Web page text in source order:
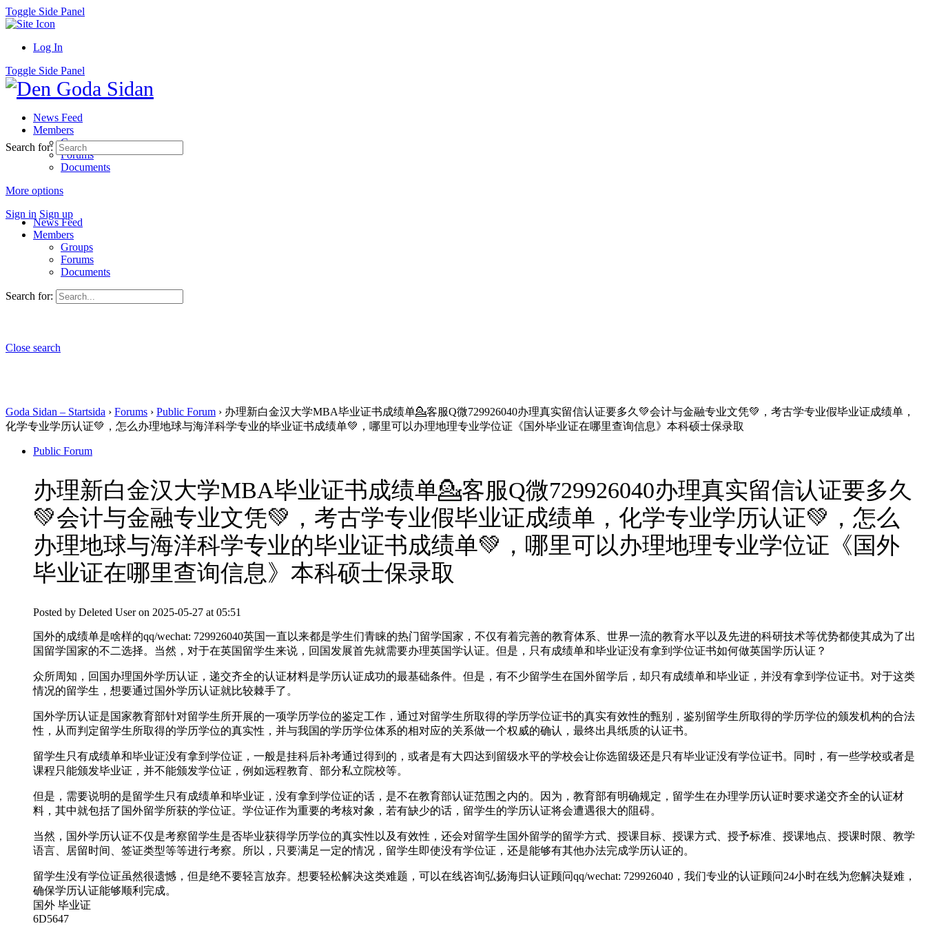
Toggle Side Panel
Log In
Toggle Side Panel
News Feed
Members
Groups
Forums
Documents
More options
Sign in Sign up
Search for:
News Feed
Members
Groups
Forums
Documents
Search for:
Close search
Goda Sidan – Startsida › Forums › Public Forum › 办理新白金汉大学MBA毕业证书成绩单💁客服Q微729926040办理真实留信认证要多久💚会计与金融专业文凭💚，考古学专业假毕业证成绩单，
化学专业学历认证💚，怎么办理地球与海洋科学专业的毕业证书成绩单💚，哪里可以办理地理专业学位证《国外毕业证在哪里查询信息》本科硕士保录取
Public Forum
办理新白金汉大学MBA毕业证书成绩单💁客服Q微729926040办理真实留信认证要多久
💚会计与金融专业文凭💚，考古学专业假毕业证成绩单，化学专业学历认证💚，怎么
办理地球与海洋科学专业的毕业证书成绩单💚，哪里可以办理地理专业学位证《国外
毕业证在哪里查询信息》本科硕士保录取
Posted by Deleted User on 2025-05-27 at 05:51
国外的成绩单是啥样的qq/wechat: 729926040英国一直以来都是学生们青睐的热门留学国家，不仅有着完善的教育体系、世界一流的教育水平以及先进的科研技术等优势都使其成为了出
国留学国家的不二选择。当然，对于在英国留学生来说，回国发展首先就需要办理英国学认证。但是，只有成绩单和毕业证没有拿到学位证书如何做英国学历认证？
众所周知，回国办理国外学历认证，递交齐全的认证材料是学历认证成功的最基础条件。但是，有不少留学生在国外留学后，却只有成绩单和毕业证，并没有拿到学位证书。对于这类
情况的留学生，想要通过国外学历认证就比较棘手了。
国外学历认证是国家教育部针对留学生所开展的一项学历学位的鉴定工作，通过对留学生所取得的学历学位证书的真实有效性的甄别，鉴别留学生所取得的学历学位的颁发机构的合法
性，从而判定留学生所取得的学历学位的真实性，并与我国的学历学位体系的相对应的关系做一个权威的确认，最终出具纸质的认证书。
留学生只有成绩单和毕业证没有拿到学位证，一般是挂科后补考通过得到的，或者是有大四达到留级水平的学校会让你选留级还是只有毕业证没有学位证书。同时，有一些学校或者是
课程只能颁发毕业证，并不能颁发学位证，例如远程教育、部分私立院校等。
但是，需要说明的是留学生只有成绩单和毕业证，没有拿到学位证的话，是不在教育部认证范围之内的。因为，教育部有明确规定，留学生在办理学历认证时要求递交齐全的认证材
料，其中就包括了国外留学所获的学位证。学位证作为重要的考核对象，若有缺少的话，留学生的学历认证将会遭遇很大的阻碍。
当然，国外学历认证不仅是考察留学生是否毕业获得学历学位的真实性以及有效性，还会对留学生国外留学的留学方式、授课目标、授课方式、授予标准、授课地点、授课时限、教学
语言、居留时间、签证类型等等进行考察。所以，只要满足一定的情况，留学生即使没有学位证，还是能够有其他办法完成学历认证的。
留学生没有学位证虽然很遗憾，但是绝不要轻言放弃。想要轻松解决这类难题，可以在线咨询弘扬海归认证顾问qq/wechat: 729926040，我们专业的认证顾问24小时在线为您解决疑难，
确保学历认证能够顺利完成。
国外 毕业证
6D5647